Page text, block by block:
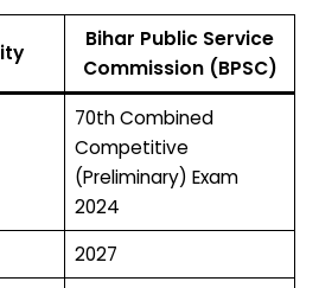
Bihar Public Service
Commission (BPSC)
70th Combined
Competitive
(Preliminary) Exam
2024
2027